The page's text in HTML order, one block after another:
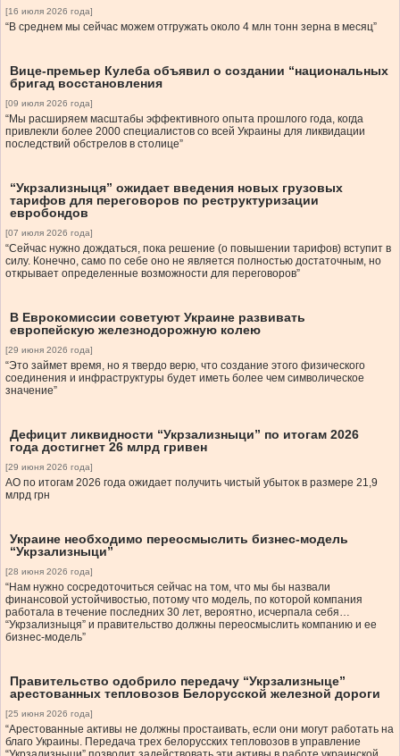
[16 июля 2026 года]
“В среднем мы сейчас можем отгружать около 4 млн тонн зерна в месяц”
Вице-премьер Кулеба объявил о создании “национальных
бригад восстановления
[09 июля 2026 года]
“Мы расширяем масштабы эффективного опыта прошлого года, когда
привлекли более 2000 специалистов со всей Украины для ликвидации
последствий обстрелов в столице”
“Укрзализныця” ожидает введения новых грузовых
тарифов для переговоров по реструктуризации
евробондов
[07 июля 2026 года]
“Сейчас нужно дождаться, пока решение (о повышении тарифов) вступит в
силу. Конечно, само по себе оно не является полностью достаточным, но
открывает определенные возможности для переговоров”
В Еврокомиссии советуют Украине развивать
европейскую железнодорожную колею
[29 июня 2026 года]
“Это займет время, но я твердо верю, что создание этого физического
соединения и инфраструктуры будет иметь более чем символическое
значение”
Дефицит ликвидности “Укрзализныци” по итогам 2026
года достигнет 26 млрд гривен
[29 июня 2026 года]
АО по итогам 2026 года ожидает получить чистый убыток в размере 21,9
млрд грн
Украине необходимо переосмыслить бизнес-модель
“Укрзализныци”
[28 июня 2026 года]
“Нам нужно сосредоточиться сейчас на том, что мы бы назвали
финансовой устойчивостью, потому что модель, по которой компания
работала в течение последних 30 лет, вероятно, исчерпала себя…
“Укрзализныця” и правительство должны переосмыслить компанию и ее
бизнес-модель”
Правительство одобрило передачу “Укрзализныце”
арестованных тепловозов Белорусской железной дороги
[25 июня 2026 года]
“Арестованные активы не должны простаивать, если они могут работать на
благо Украины. Передача трех белорусских тепловозов в управление